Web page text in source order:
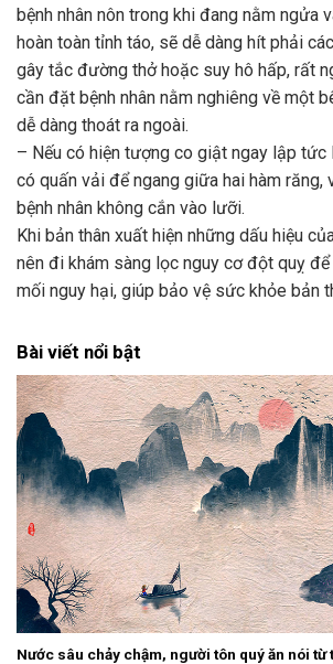
bệnh nhân nôn trong khi đang nằm ngửa
hoàn toàn tỉnh táo, sẽ dễ dàng hít phải
gây tắc đường thở hoặc suy hô hấp, rất
cần đặt bệnh nhân nằm nghiêng về một
dễ dàng thoát ra ngoài.
– Nếu có hiện tượng co giật ngay lập tức
có quấn vải để ngang giữa hai hàm răng,
bệnh nhân không cắn vào lưỡi.
Khi bản thân xuất hiện những dấu hiệu
nên đi khám sàng lọc nguy cơ đột quỵ
mối nguy hại, giúp bảo vệ sức khỏe bản
Bài viết nổi bật
Nước sâu chảy chậm, người tôn quý ăn nói từ